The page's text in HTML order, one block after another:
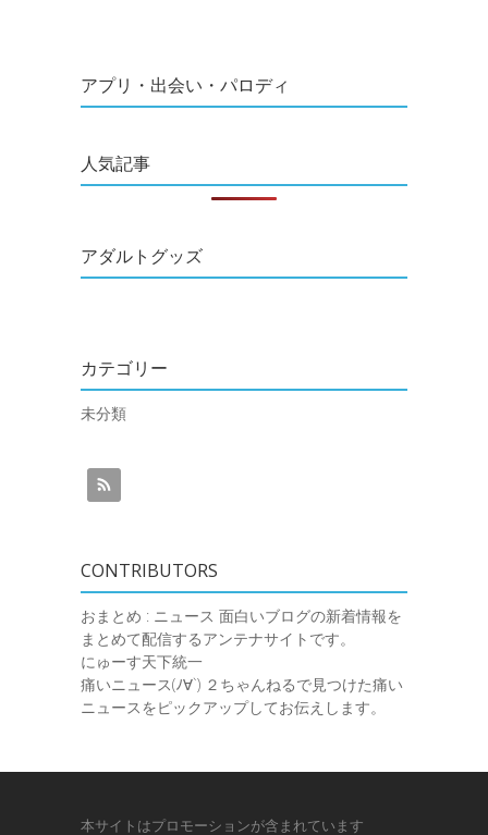
アプリ・出会い・パロディ
人気記事
アダルトグッズ
カテゴリー
未分類
CONTRIBUTORS
おまとめ : ニュース 面白いブログの新着情報を
まとめて配信するアンテナサイトです。
にゅーす天下統一
痛いニュース(ﾉ∀`) ２ちゃんねるで見つけた痛い
ニュースをピックアップしてお伝えします。
本サイトはプロモーションが含まれています